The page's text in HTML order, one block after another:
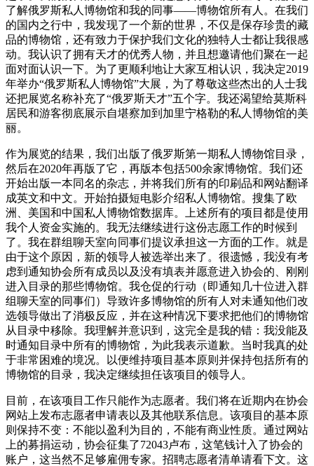
了解俄罗斯私人博物馆和我的同事——博物馆所有人。在我们
的国内之行中，我发现了一个新的世界，不仅是保存珍贵的藏
品的博物馆，还有致力于保护我们文化的独特人士都让我很感
动。我认识了拥有天才的优秀人物，并且想邀请他们聚在一起
面对面认识一下。为了更顺利地让大家互相认识，我决定2019
年举办“俄罗斯私人博物馆”大展，为了尊敬这些杰出的人士我
还把展览名称补充了“俄罗斯天才”五个字。我还渴望给莫斯科
居民和游客彻底展示自堪察加到加里宁格勒的私人博物馆的美
丽。
作为展览的结果，我们出版了俄罗斯第一期私人博物馆目录，
然后在2020年再版了它，再版本包括500余家博物馆。我们还
开始出版一本同名的杂志，并将我们所有的印刷品和网站翻译
成英文和中文。开始拍摄短电影介绍私人博物馆。搜集了欧
洲、美国和中国私人博物馆数据库。上述所有的项目都是使用
我个人资金实施的。我无法继续进行这份志愿工作的时候到
了。我在群组聊天室向同事们提议承担这一方面的工作。就是
由于这个原因，新的领导人被选举出来了。很遗憾，我没有考
虑到通知协会所有成员以及没有填表并愿意进入协会的、刚刚
进入目录的那些博物馆。我仓促的行动（即通知几十位进入群
组聊天室的同事们）导致许多博物馆的所有人对未通知他们改
选领导做出了消极反应，并在这种情况下要求把他们的博物馆
从目录中移除。我理解并意识到，这完全是我的错：我没能及
时通知目录中所有的博物馆，为此我表示道歉。当时我真的处
于非常困难的境况。以便维持项目基本原则并保持包括所有的
博物馆的目录，我决定继续担任该项目的领导人。
目前，在该项目工作只能作为志愿者。我们将在近期内在协会
网站上发布志愿者申请表以及其他联系信息。该项目的基本原
则保持不变：不能以盈利为目的，不能有商业性质。通过网站
上的募捐运动，协会征集了72043卢布，这笔钱计入了协会的
账户，这当然不足够雇佣专家。招聘志愿者清单请看下文。这